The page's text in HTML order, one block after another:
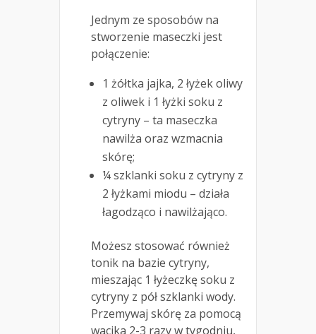
Jednym ze sposobów na
stworzenie maseczki jest
połączenie:
1 żółtka jajka, 2 łyżek oliwy
z oliwek i 1 łyżki soku z
cytryny – ta maseczka
nawilża oraz wzmacnia
skórę;
¼ szklanki soku z cytryny z
2 łyżkami miodu – działa
łagodząco i nawilżająco.
Możesz stosować również
tonik na bazie cytryny,
mieszając 1 łyżeczkę soku z
cytryny z pół szklanki wody.
Przemywaj skórę za pomocą
wacika 2-3 razy w tygodniu,